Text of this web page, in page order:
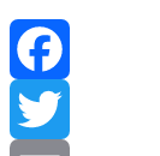
Facebook